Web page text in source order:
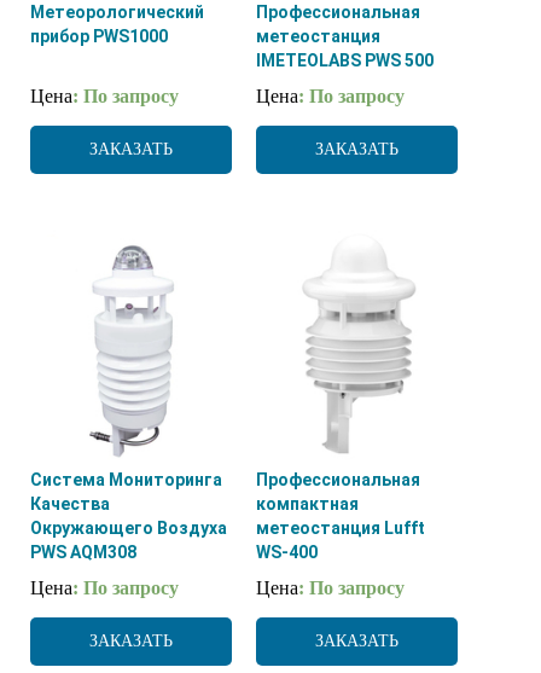
Метеорологический
прибор PWS1000
Цена: По запросу
ЗАКАЗАТЬ
Профессиональная
метеостанция
IMETEOLABS PWS 500
Цена: По запросу
ЗАКАЗАТЬ
Система Мониторинга
Качества
Окружающего Воздуха
PWS AQM308
Цена: По запросу
ЗАКАЗАТЬ
Профессиональная
компактная
метеостанция Lufft
WS-400
Цена: По запросу
ЗАКАЗАТЬ